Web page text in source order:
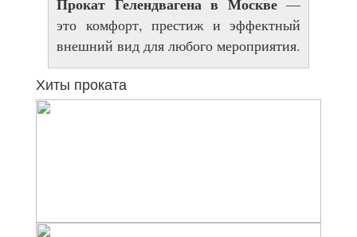
это комфорт, престиж и эффектный
внешний вид для любого мероприятия.
Хиты проката